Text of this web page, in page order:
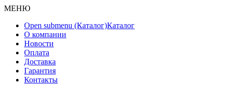
МЕНЮ
Open submenu (Каталог)Каталог
О компании
Новости
Оплата
Доставка
Гарантия
Контакты